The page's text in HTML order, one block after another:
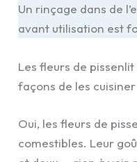
Un rinçage dans de
avant utilisation est
Les fleurs de
façons de les cuisiner
Oui, les fleurs de
comestibles. Leur